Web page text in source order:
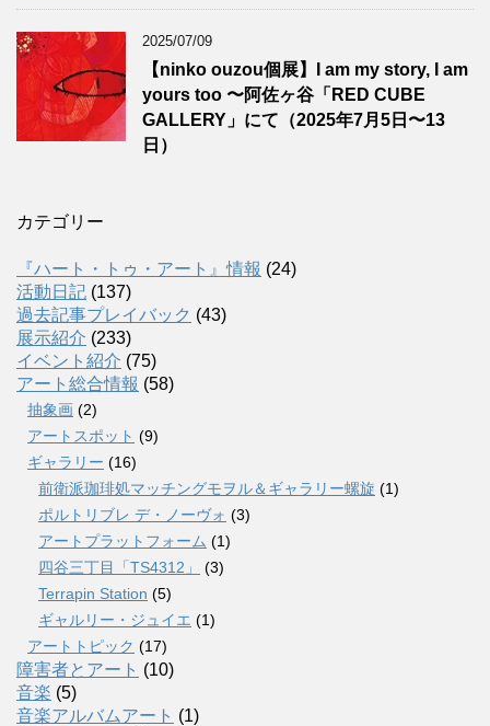
2025/07/09
【ninko ouzou個展】I am my story, I am
yours too 〜阿佐ヶ谷「RED CUBE
GALLERY」にて（2025年7月5日〜13
日）
カテゴリー
『ハート・トゥ・アート』情報 (24)
活動日記 (137)
過去記事プレイバック (43)
展示紹介 (233)
イベント紹介 (75)
アート総合情報 (58)
抽象画 (2)
アートスポット (9)
ギャラリー (16)
前衛派珈琲処マッチングモヲル＆ギャラリー螺旋 (1)
ポルトリブレ デ・ノーヴォ (3)
アートプラットフォーム (1)
四谷三丁目「TS4312」
(3)
Terrapin Station (5)
ギャルリー・ジュイエ (1)
アートトピック (17)
障害者とアート (10)
音楽 (5)
音楽アルバムアート (1)